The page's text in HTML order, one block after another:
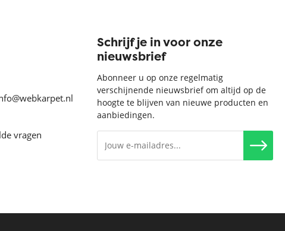
vragen
Schrijf je in voor onze
nieuwsbrief
Abonneer u op onze regelmatig
verschijnende nieuwsbrief om altijd op de
hoogte te blijven van nieuwe producten en
aanbiedingen.